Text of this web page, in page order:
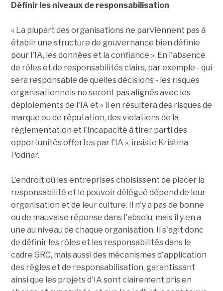
Définir les niveaux de responsabilisation
« La plupart des organisations ne parviennent pas à
établir une structure de gouvernance bien définie
pour l'IA, les données et la confiance ». En l'absence
de rôles et de responsabilités clairs, par exemple - qui
sera responsable de quelles décisions - les risques
organisationnels ne seront pas alignés avec les
déploiements de l'IA et « il en résultera des risques de
marque ou de réputation, des violations de la
réglementation et l'incapacité à tirer parti des
opportunités offertes par l'IA », insiste Kristina
Podnar.
L'endroit où les entreprises choisissent de placer la
responsabilité et le pouvoir délégué dépend de leur
organisation et de leur culture. Il n'y a pas de bonne
ou de mauvaise réponse dans l'absolu, mais il y en a
une au niveau de chaque organisation. Il s'agit donc
de définir les rôles et les responsabilités dans le
cadre GRC, mais aussi des mécanismes d'application
des règles et de responsabilisation, garantissant
ainsi que les projets d'IA sont clairement pris en